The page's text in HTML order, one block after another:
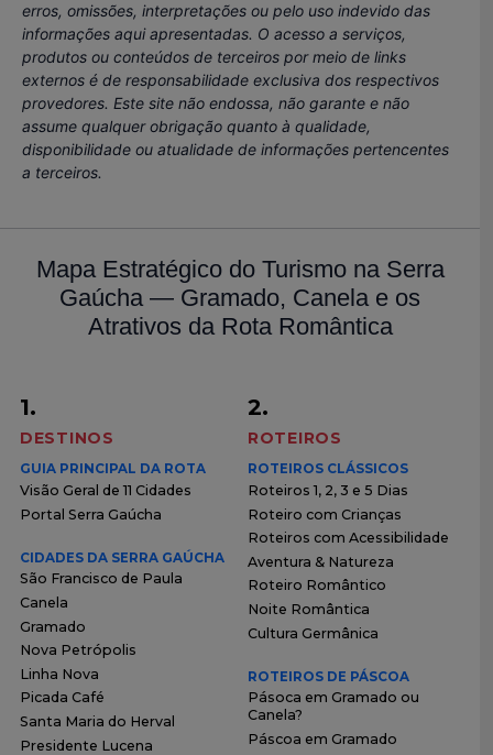
erros, omissões, interpretações ou pelo uso indevido das
informações aqui apresentadas. O acesso a serviços,
produtos ou conteúdos de terceiros por meio de links
externos é de responsabilidade exclusiva dos respectivos
provedores. Este site não endossa, não garante e não
assume qualquer obrigação quanto à qualidade,
disponibilidade ou atualidade de informações pertencentes
a terceiros.
Mapa Estratégico do Turismo na Serra
Gaúcha — Gramado, Canela e os
Atrativos da Rota Romântica
1.
DESTINOS
GUIA PRINCIPAL DA ROTA
Visão Geral de 11 Cidades
Portal Serra Gaúcha
CIDADES DA SERRA GAÚCHA
São Francisco de Paula
Canela
Gramado
Nova Petrópolis
Linha Nova
Picada Café
Santa Maria do Herval
Presidente Lucena
2.
ROTEIROS
ROTEIROS CLÁSSICOS
Roteiros 1, 2, 3 e 5 Dias
Roteiro com Crianças
Roteiros com Acessibilidade
Aventura & Natureza
Roteiro Romântico
Noite Romântica
Cultura Germânica
ROTEIROS DE PÁSCOA
Pásoca em Gramado ou
Canela?
Páscoa em Gramado